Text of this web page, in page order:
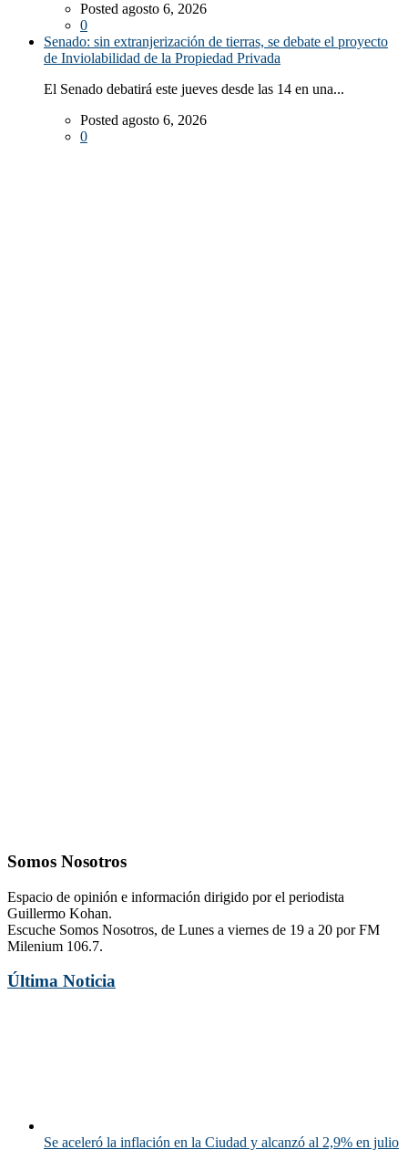
Posted agosto 6, 2026
0
Senado: sin extranjerización de tierras, se debate el proyecto
de Inviolabilidad de la Propiedad Privada
El Senado debatirá este jueves desde las 14 en una...
Posted agosto 6, 2026
0
Somos Nosotros
Espacio de opinión e información dirigido por el periodista
Guillermo Kohan.
Escuche Somos Nosotros, de Lunes a viernes de 19 a 20 por FM
Milenium 106.7.
Última Noticia
Se aceleró la inflación en la Ciudad y alcanzó al 2,9% en julio